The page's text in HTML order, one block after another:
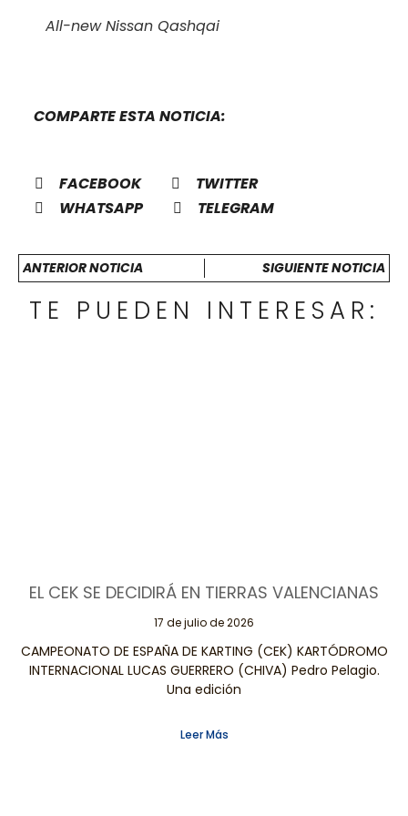
All-new Nissan Qashqai
COMPARTE ESTA NOTICIA:
FACEBOOK
TWITTER
WHATSAPP
TELEGRAM
ANTERIOR NOTICIA SIGUIENTE NOTICIA
TE PUEDEN INTERESAR:
EL CEK SE DECIDIRÁ EN TIERRAS VALENCIANAS
17 de julio de 2026
CAMPEONATO DE ESPAÑA DE KARTING (CEK) KARTÓDROMO
INTERNACIONAL LUCAS GUERRERO (CHIVA) Pedro Pelagio.
Una edición
Leer Más